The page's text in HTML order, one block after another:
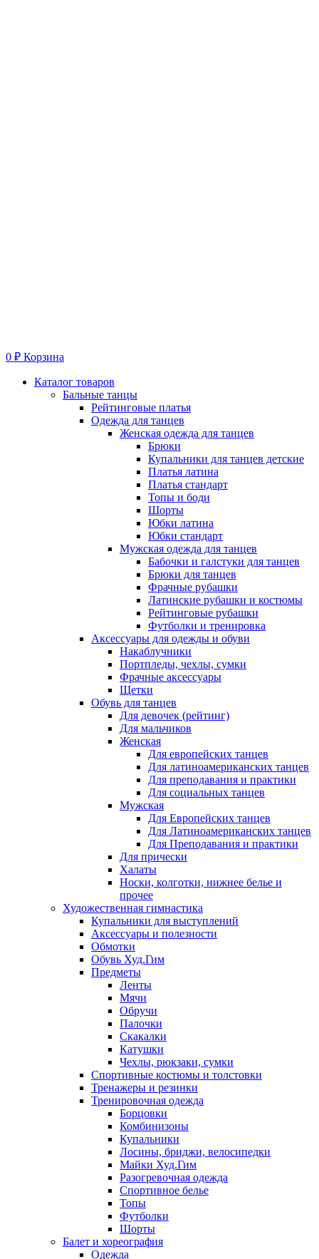
0 ₽ Корзина
МенюКаталог товаров
Бальные танцы
Рейтинговые платья
Одежда для танцев
Женская одежда для танцев
Брюки
Купальники для танцев детские
Платья латина
Платья стандарт
Топы и боди
Шорты
Юбки латина
Юбки стандарт
Мужская одежда для танцев
Бабочки и галстуки для танцев
Брюки для танцев
Фрачные рубашки
Латинские рубашки и костюмы
Рейтинговые рубашки
Футболки и тренировка
Аксессуары для одежды и обуви
Накаблучники
Портпледы, чехлы, сумки
Фрачные аксессуары
Щетки
Обувь для танцев
Для девочек (рейтинг)
Для мальчиков
Женская
Для европейских танцев
Для латиноамериканских танцев
Для преподавания и практики
Для социальных танцев
Мужская
Для Европейских танцев
Для Латиноамериканских танцев
Для Преподавания и практики
Для прически
Халаты
Носки, колготки, нижнее белье и
прочее
Художественная гимнастика
Купальники для выступлений
Аксессуары и полезности
Обмотки
Обувь Худ.Гим
Предметы
Ленты
Мячи
Обручи
Палочки
Скакалки
Катушки
Чехлы, рюкзаки, сумки
Спортивные костюмы и толстовки
Тренажеры и резинки
Тренировочная одежда
Борцовки
Комбинизоны
Купальники
Лосины, бриджи, велосипедки
Майки Худ.Гим
Разогревочная одежда
Спортивное белье
Топы
Футболки
Шорты
Балет и хореография
Одежда